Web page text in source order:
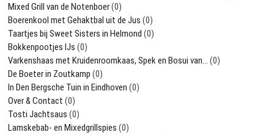
Mixed Grill van de Notenboer(0)
Boerenkool met Gehaktbal uit de Jus (0)
Taartjes bij Sweet Sisters in Helmond (0)
Bokkenpootjes IJs (0)
Varkenshaas met Kruidenroomkaas, Spek en Bosui van… (0)
De Boeter in Zoutkamp (0)
In Den Bergsche Tuin in Eindhoven (0)
Over & Contact (0)
Tosti Jachtsaus (0)
Lamskebab- en Mixedgrillspies (0)